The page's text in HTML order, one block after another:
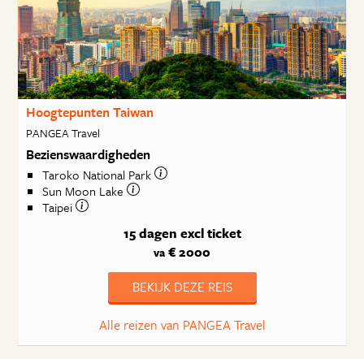
Hoogtepunten Taiwan
PANGEA Travel
Bezienswaardigheden
Taroko National Park
Sun Moon Lake
Taipei
15 dagen excl ticket
va € 2000
BEKIJK DEZE REIS
Alle reizen van PANGEA Travel